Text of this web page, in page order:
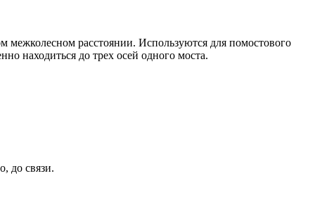
расстоянии. Используются для помостового
находиться до трех осей одного моста.
до связи.